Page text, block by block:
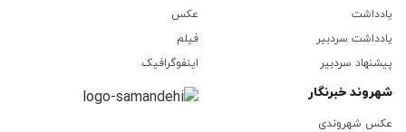
یادداشت
یادداشت سردبیر
پیشنهاد سردبیر
عکس
فیلم
اینفوگرافیک
شهروند خبرنگار
عکس شهروندی